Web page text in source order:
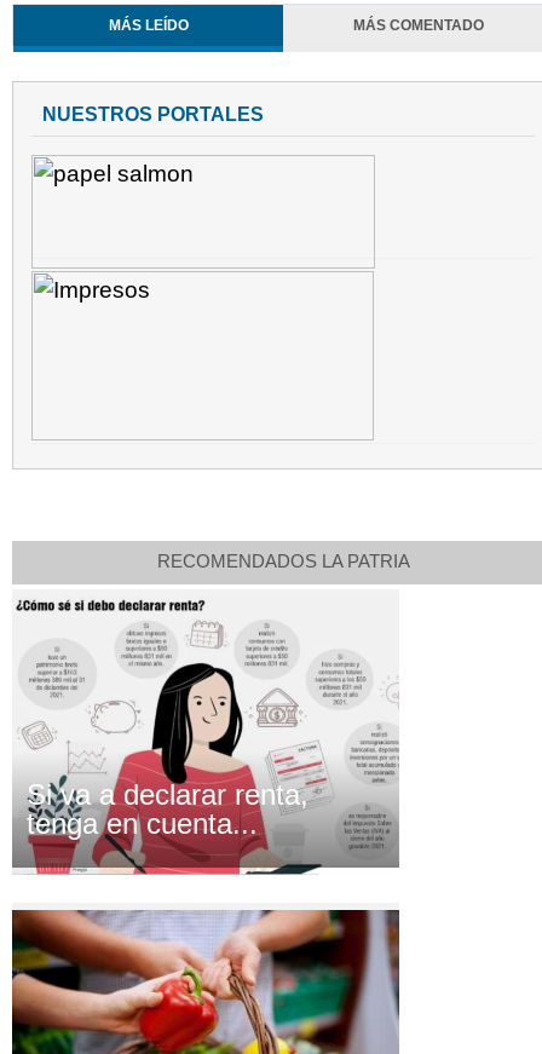
MÁS LEÍDO MÁS COMENTADO
NUESTROS PORTALES
RECOMENDADOS LA PATRIA
Si va a declarar renta,
tenga en cuenta...